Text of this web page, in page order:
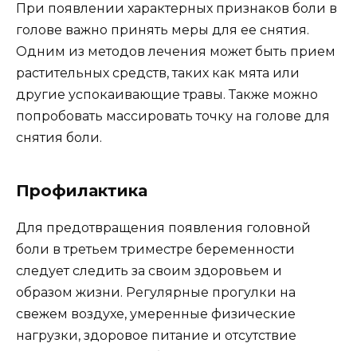
При появлении характерных признаков боли в
голове важно принять меры для ее снятия.
Одним из методов лечения может быть прием
растительных средств, таких как мята или
другие успокаивающие травы. Также можно
попробовать массировать точку на голове для
снятия боли.
Профилактика
Для предотвращения появления головной
боли в третьем триместре беременности
следует следить за своим здоровьем и
образом жизни. Регулярные прогулки на
свежем воздухе, умеренные физические
нагрузки, здоровое питание и отсутствие